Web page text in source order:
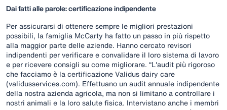
Dai fatti alle parole: certificazione indipendente
Per assicurarsi di ottenere sempre le migliori prestazioni
possibili, la famiglia McCarty ha fatto un passo in più rispetto
alla maggior parte delle aziende. Hanno cercato revisori
indipendenti per verificare e convalidare il loro sistema di lavoro
e per ricevere consigli su come migliorare. “L'audit più rigoroso
che facciamo è la certificazione Validus dairy care
(validusservices.com). Effettuano un audit annuale indipendente
della nostra azienda agricola, ma non si limitano a controllare i
nostri animali e la loro salute fisica. Intervistano anche i membri